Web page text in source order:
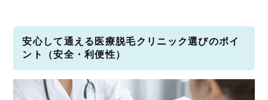
安心して通える医療脱毛クリニック選びのポイ
ント（安全・利便性）